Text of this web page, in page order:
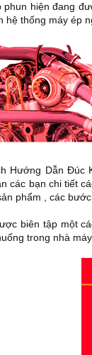
phun hiện đang
hệ thống máy ép
Hướng Dẫn Đúc
các bạn chi tiết
phẩm , các bước
biên tập một
trong nhà máy .